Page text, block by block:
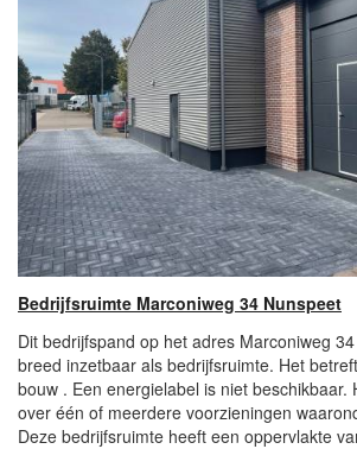
Bedrijfsruimte Marconiweg 34 Nunspeet
Dit bedrijfspand op het adres Marconiweg
breed inzetbaar als bedrijfsruimte. Het
bouw . Een energielabel is niet beschikbaar.
over één of meerdere voorzieningen
Deze bedrijfsruimte heeft een oppervlakte